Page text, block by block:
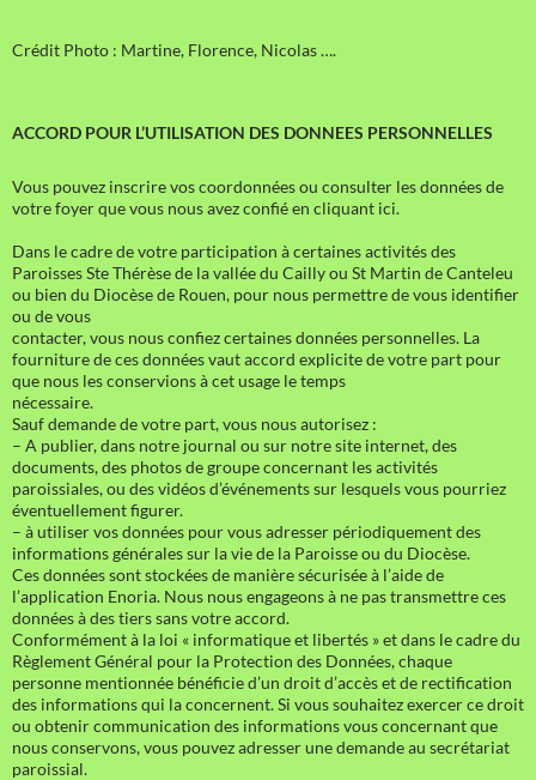
Crédit Photo : Martine, Florence, Nicolas ….
ACCORD POUR L’UTILISATION DES DONNEES PERSONNELLES
Vous pouvez inscrire vos coordonnées ou consulter les données de
votre foyer que vous nous avez confié en cliquant ici.
Dans le cadre de votre participation à certaines activités des
Paroisses Ste Thérèse de la vallée du Cailly ou St Martin de Canteleu
ou bien du Diocèse de Rouen, pour nous permettre de vous identifier
ou de vous
contacter, vous nous confiez certaines données personnelles. La
fourniture de ces données vaut accord explicite de votre part pour
que nous les conservions à cet usage le temps
nécessaire.
Sauf demande de votre part, vous nous autorisez :
– A publier, dans notre journal ou sur notre site internet, des
documents, des photos de groupe concernant les activités
paroissiales, ou des vidéos d’événements sur lesquels vous pourriez
éventuellement figurer.
– à utiliser vos données pour vous adresser périodiquement des
informations générales sur la vie de la Paroisse ou du Diocèse.
Ces données sont stockées de manière sécurisée à l’aide de
l’application Enoria. Nous nous engageons à ne pas transmettre ces
données à des tiers sans votre accord.
Conformément à la loi « informatique et libertés » et dans le cadre du
Règlement Général pour la Protection des Données, chaque
personne mentionnée bénéficie d’un droit d’accès et de rectification
des informations qui la concernent. Si vous souhaitez exercer ce droit
ou obtenir communication des informations vous concernant que
nous conservons, vous pouvez adresser une demande au secrétariat
paroissial.